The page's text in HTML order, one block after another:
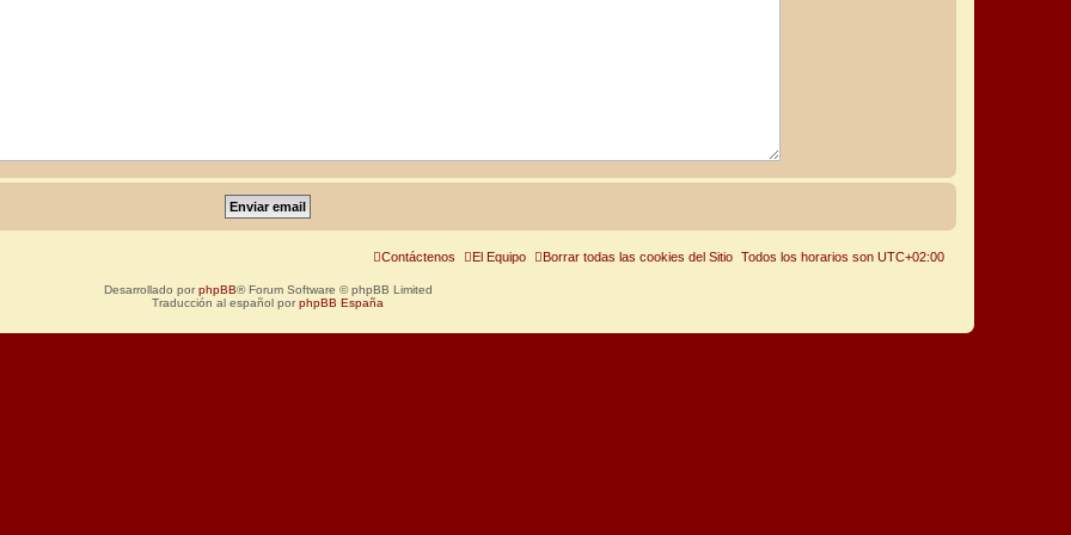
Todos los horarios son UTC+02:00
Borrar todas las cookies del Sitio
El Equipo
Contáctenos
Desarrollado por phpBB® Forum Software © phpBB Limited
Traducción al español por phpBB España